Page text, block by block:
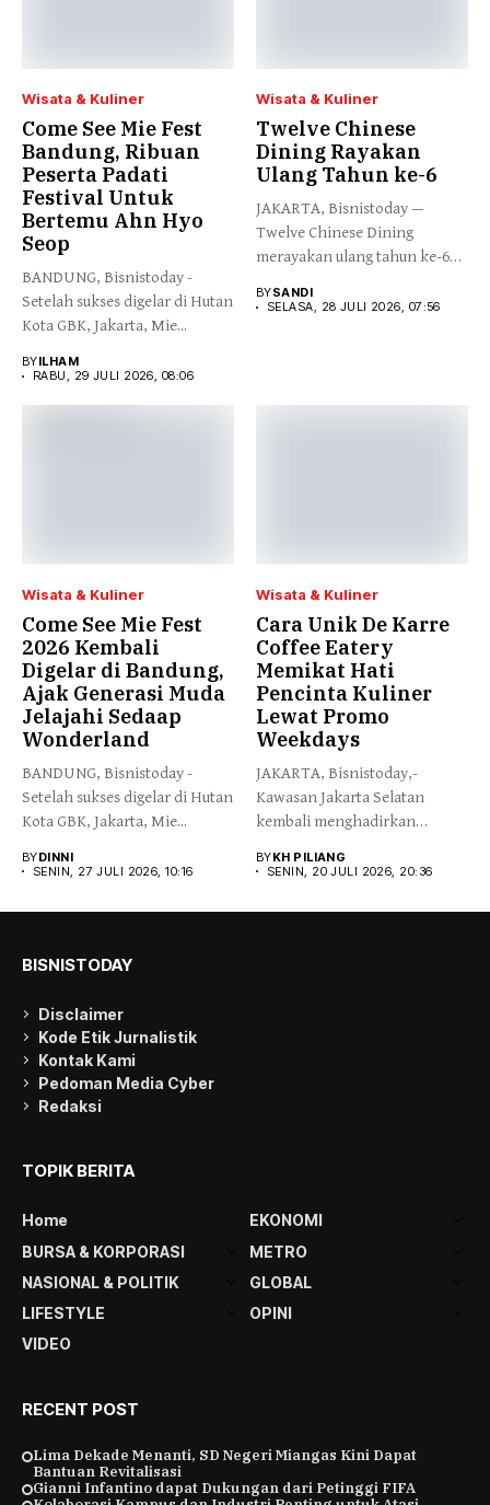
Wisata & Kuliner
Come See Mie Fest
Bandung, Ribuan
Peserta Padati
Festival Untuk
Bertemu Ahn Hyo
Seop
BANDUNG, Bisnistoday -
Setelah sukses digelar di Hutan
Kota GBK, Jakarta, Mie...
BYILHAM
RABU, 29 JULI 2026, 08:06
Wisata & Kuliner
Twelve Chinese
Dining Rayakan
Ulang Tahun ke-6
JAKARTA, Bisnistoday —
Twelve Chinese Dining
merayakan ulang tahun ke-6
BYSANDI
SELASA, 28 JULI 2026, 07:56
Wisata & Kuliner
Come See Mie Fest
2026 Kembali
Digelar di Bandung,
Ajak Generasi Muda
Jelajahi Sedaap
Wonderland
BANDUNG, Bisnistoday -
Setelah sukses digelar di Hutan
Kota GBK, Jakarta, Mie...
BYDINNI
SENIN, 27 JULI 2026, 10:16
Wisata & Kuliner
Cara Unik De Karre
Coffee Eatery
Memikat Hati
Pencinta Kuliner
Lewat Promo
Weekdays
JAKARTA, Bisnistoday,- ​
Kawasan Jakarta Selatan
kembali menghadirkan
siap...
BYKH PILIANG
SENIN, 20 JULI 2026, 20:36
BISNISTODAY
Disclaimer
Kode Etik Jurnalistik
Kontak Kami
Pedoman Media Cyber
Redaksi
TOPIK BERITA
Home
EKONOMI
BURSA & KORPORASI
METRO
NASIONAL & POLITIK
GLOBAL
LIFESTYLE
OPINI
VIDEO
RECENT POST
Lima Dekade Menanti, SD Negeri Miangas Kini Dapat
Bantuan Revitalisasi
Gianni Infantino dapat Dukungan dari Petinggi FIFA